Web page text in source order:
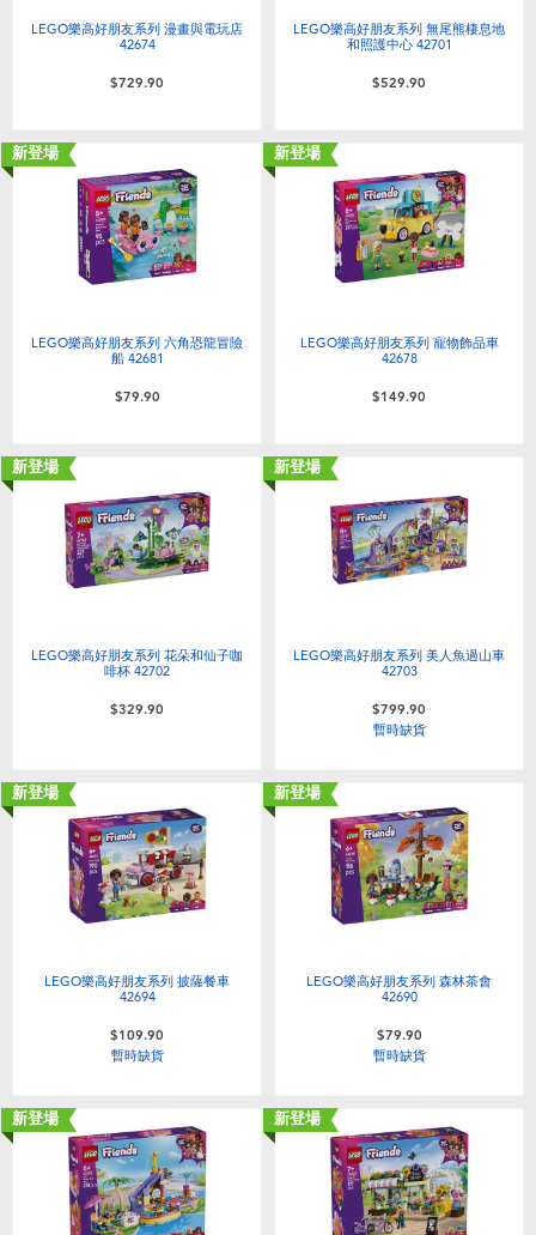
LEGO樂高好朋友系列 漫畫與電玩店
42674
$729.90
LEGO樂高好朋友系列 無尾熊棲息地
和照護中心 42701
$529.90
新登場
LEGO樂高好朋友系列 六角恐龍冒險
船 42681
$79.90
新登場
LEGO樂高好朋友系列 寵物飾品車
42678
$149.90
新登場
LEGO樂高好朋友系列 花朵和仙子咖
啡杯 42702
$329.90
新登場
LEGO樂高好朋友系列 美人魚過山車
42703
$799.90
暫時缺貨
新登場
LEGO樂高好朋友系列 披薩餐車
42694
$109.90
暫時缺貨
新登場
LEGO樂高好朋友系列 森林茶會
42690
$79.90
暫時缺貨
新登場 新登場